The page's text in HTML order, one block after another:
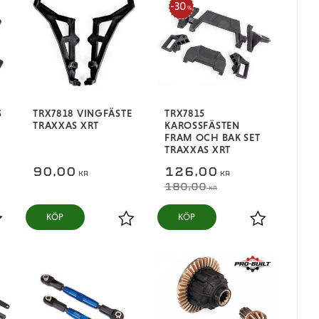
till i favoriter
TRX7818 VINGFÄSTE
TRAXXAS XRT
90,00 KR
Lägg till i favoriter
KÖP
TRX7815
KAROSSFÄSTEN
FRAM OCH BAK SET
TRAXXAS XRT
126,00 KR
180,00KR
30 %
Lägg till i
KÖP